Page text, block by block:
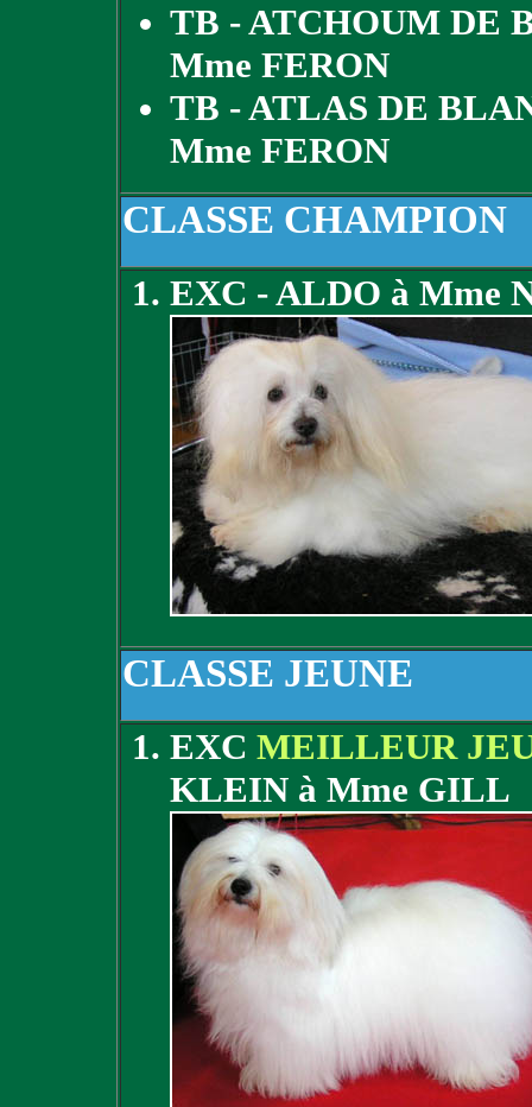
TB - ATCHOUM DE
Mme FERON
TB - ATLAS DE
Mme FERON
CLASSE CHAMPION
EXC - ALDO à Mme
CLASSE JEUNE
EXC MEILLEUR
KLEIN à Mme GILL